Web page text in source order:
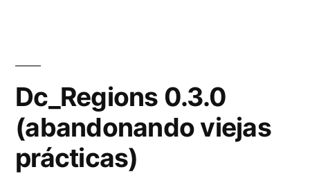
Dc_Regions 0.3.0
(abandonando viejas
prácticas)